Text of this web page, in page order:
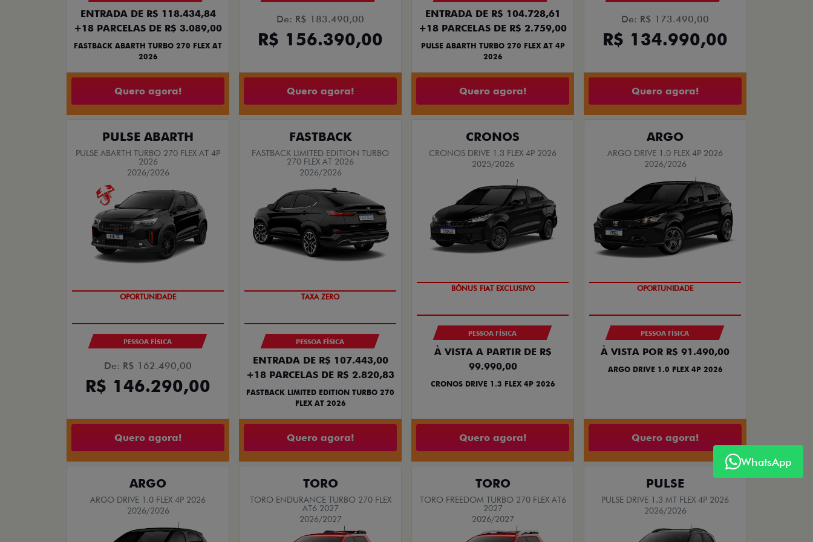
ENTRADA DE R$ 118.434,84
+18 PARCELAS DE R$ 3.089,00
FASTBACK ABARTH TURBO 270 FLEX AT
2026
Quero agora!
De: R$ 183.490,00
R$ 156.390,00
Quero agora!
ENTRADA DE R$ 104.728,61
+18 PARCELAS DE R$ 2.759,00
PULSE ABARTH TURBO 270 FLEX AT 4P
2026
Quero agora!
De: R$ 173.490,00
R$ 134.990,00
Quero agora!
PULSE ABARTH
PULSE ABARTH TURBO 270 FLEX AT 4P
2026
2026/2026
PESSOA FÍSICA
De: R$ 162.490,00
R$ 146.290,00
Quero agora!
FASTBACK
FASTBACK LIMITED EDITION TURBO
270 FLEX AT 2026
2026/2026
PESSOA FÍSICA
ENTRADA DE R$ 107.443,00
+18 PARCELAS DE R$ 2.820,83
FASTBACK LIMITED EDITION TURBO 270
FLEX AT 2026
Quero agora!
CRONOS
CRONOS DRIVE 1.3 FLEX 4P 2026
2025/2026
PESSOA FÍSICA
À VISTA A PARTIR DE R$
99.990,00
CRONOS DRIVE 1.3 FLEX 4P 2026
Quero agora!
ARGO
ARGO DRIVE 1.0 FLEX 4P 2026
2026/2026
OPORTUNIDADE
PESSOA FÍSICA
À VISTA POR R$ 91.490,00
ARGO DRIVE 1.0 FLEX 4P 2026
Quero agora!
ARGO
ARGO DRIVE 1.0 FLEX 4P 2026
2026/2026
TORO
TORO ENDURANCE TURBO 270 FLEX
AT6 2027
2026/2027
TORO
TORO FREEDOM TURBO 270 FLEX AT6
2027
2026/2027
PULSE
PULSE DRIVE 1.3 MT FLEX 4P 2026
2026/2026
WhatsApp